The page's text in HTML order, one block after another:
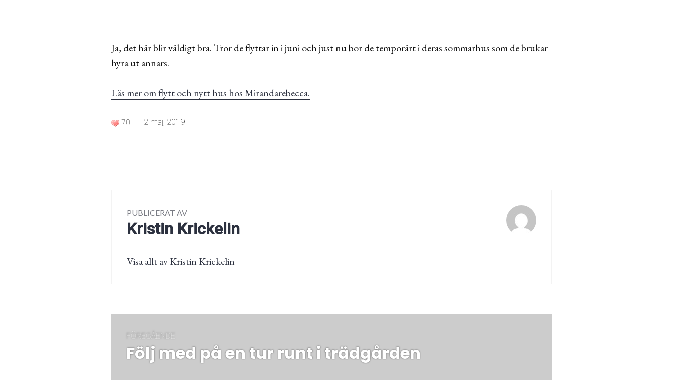
Ja, det här blir väldigt bra. Tror de flyttar in i juni och just nu bor de temporärt i deras sommarhus som de brukar
hyra ut annars.
Läs mer om flytt och nytt hus hos Mirandarebecca.
70 2 maj, 2019
PUBLICERAT AV
Kristin Krickelin
Visa allt av Kristin Krickelin
Inläggsnavigering
FÖREGÅENDE
Föregående
Följ med på en tur runt i trädgården